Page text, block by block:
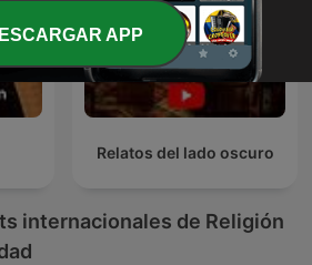
Relatos del lado oscuro
internacionales de Religión
APP